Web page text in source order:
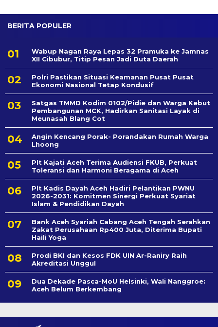
BERITA POPULER
Wabup Nagan Raya Lepas 32 Pramuka ke Jamnas
XII Cibubur, Titip Pesan Jadi Duta Daerah
Polri Pastikan Situasi Keamanan Pusat Pusat
Ekonomi Nasional Tetap Kondusif
Satgas TMMD Kodim 0102/Pidie dan Warga Kebut
Pembangunan MCK, Hadirkan Sanitasi Layak di
Meunasah Blang Cot
Angin Kencang Porak- Porandakan Rumah Warga
Lhoong
Plt Kajati Aceh Terima Audiensi FKUB, Perkuat
Toleransi dan Harmoni Beragama di Aceh
Plt Kadis Dayah Aceh Hadiri Pelantikan PWNU
2026-2031: Komitmen Sinergi Perkuat Syariat
Islam & Pendidikan Dayah
Bank Aceh Syariah Cabang Aceh Tengah Serahkan
Zakat Perusahaan Rp400 Juta, Diterima Bupati
Haili Yoga
Prodi BKI dan Kesos FDK UIN Ar-Raniry Raih
Akreditasi Unggul
Dua Dekade Pasca-MoU Helsinki, Wali Nanggroe:
Aceh Belum Berkembang